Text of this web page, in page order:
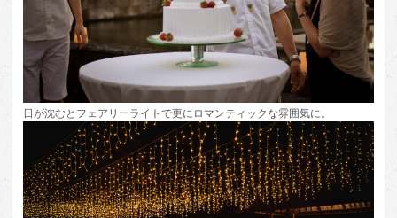
日が沈むとフェアリーライトで更にロマンティックな雰囲気に。